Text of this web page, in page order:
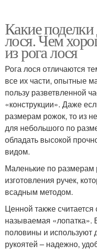
Какие
лося. Чем
из рога лося
Рога лося отличаются
все их части, опытные
пользу разветвленной
«конструкции». Даже
размерам рожок, то из
для небольшого по
обладать высокой
видом.
Маленькие по
изготовления ручек,
всадным методом.
Ценной также считается
называемая «лопатка».
половины и используют
рукоятей – надежно,